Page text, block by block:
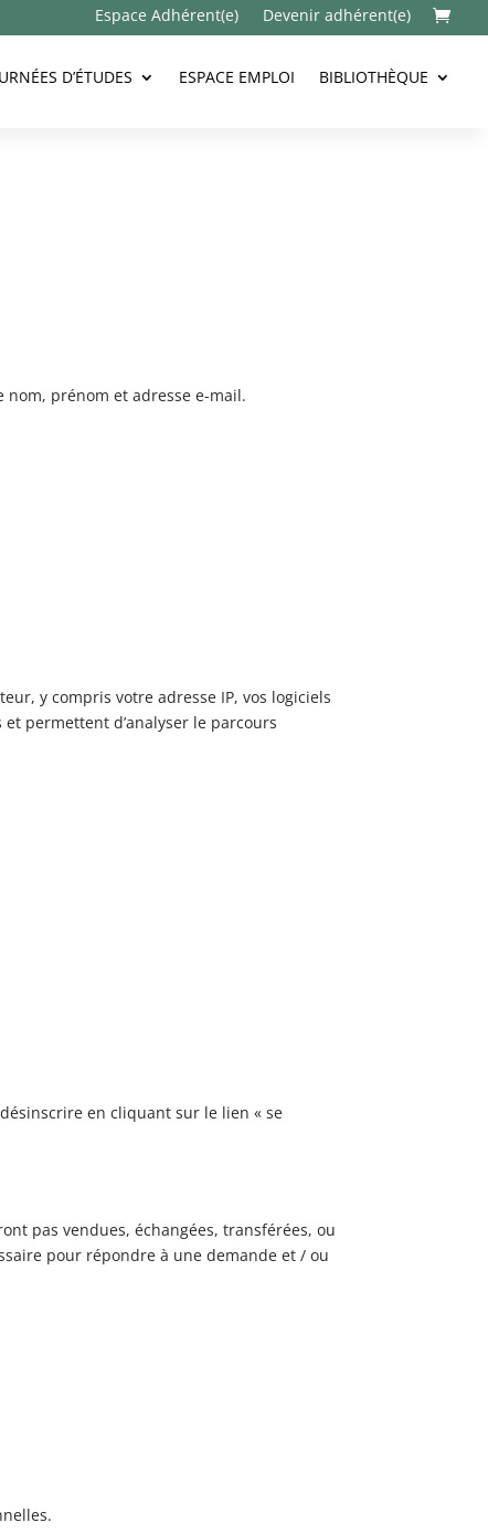

Espace Adhérent(e) Devenir adhérent(e)
D’ÉTUDES ESPACE EMPLOI BIBLIOTHÈQUE
prénom et adresse e-mail.
y compris votre adresse IP, vos logiciels
permettent d’analyser le parcours
en cliquant sur le lien « se
pas vendues, échangées, transférées, ou
pour répondre à une demande et / ou